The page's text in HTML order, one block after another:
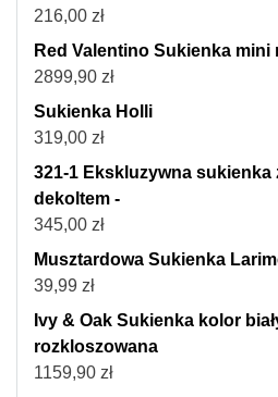
216,00 zł
Red Valentino Sukienka
2899,90 zł
Sukienka Holli
319,00 zł
321-1 Ekskluzywna
dekoltem -
345,00 zł
Musztardowa Sukienka
39,99 zł
Ivy & Oak Sukienka kolor
rozkloszowana
1159,90 zł